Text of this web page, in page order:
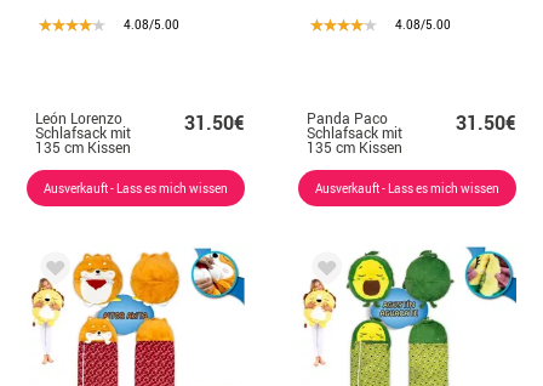
4.08/5.00
León Lorenzo
Schlafsack mit
135 cm Kissen
31.50€
Ausverkauft - Lass es mich wissen
4.08/5.00
Panda Paco
Schlafsack mit
135 cm Kissen
31.50€
Ausverkauft - Lass es mich wissen